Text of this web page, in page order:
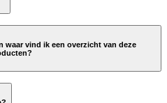
waar vind ik een overzicht van deze